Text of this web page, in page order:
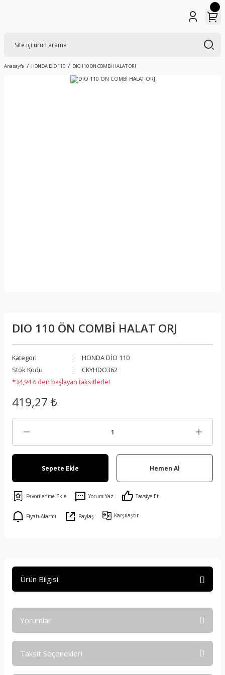
Anasayfa HONDA DİO 110 DIO 110 ÖN COMBİ HALAT ORJ
DIO 110 ÖN COMBİ HALAT ORJ
Kategori
HONDA DİO 110
Stok Kodu
CKYHDO362
*34,94 ₺ den başlayan taksitlerle!
419,27 ₺
Sepete Ekle Hemen Al
Yorum Yaz Tavsiye Et
Fiyatı Alarmı Paylaş Karşılaştır
Ürün Bilgisi
Yorumlar
Taksit Seçenekleri